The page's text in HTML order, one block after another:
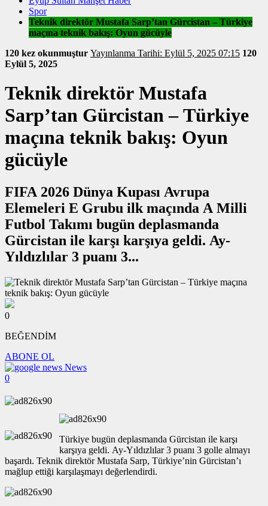
Spor
Teknik direktör Mustafa Sarp’tan Gürcistan – Türkiye
maçına teknik bakış: Oyun gücüyle
120 kez okunmuştur
Yayınlanma Tarihi: Eylül 5, 2025 07:15 120
Eylül 5, 2025
Teknik direktör Mustafa
Sarp’tan Gürcistan – Türkiye
maçına teknik bakış: Oyun
gücüyle
FIFA 2026 Dünya Kupası Avrupa
Elemeleri E Grubu ilk maçında A Milli
Futbol Takımı bugün deplasmanda
Gürcistan ile karşı karşıya geldi. Ay-
Yıldızlılar 3 puanı 3...
0
BEĞENDİM
ABONE OL
News
0
Türkiye bugün deplasmanda Gürcistan ile karşı
karşıya geldi. Ay-Yıldızlılar 3 puanı 3 golle almayı
başardı. Teknik direktör Mustafa Sarp, Türkiye’nin Gürcistan’ı
mağlup ettiği karşılaşmayı değerlendirdi.